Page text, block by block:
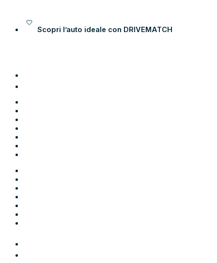
Scopri l’auto ideale con DRIVEMATCH